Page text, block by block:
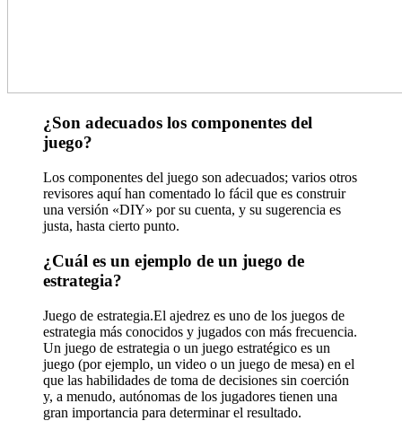
¿Son adecuados los componentes del
juego?
Los componentes del juego son adecuados; varios otros
revisores aquí han comentado lo fácil que es construir
una versión «DIY» por su cuenta, y su sugerencia es
justa, hasta cierto punto.
¿Cuál es un ejemplo de un juego de
estrategia?
Juego de estrategia.El ajedrez es uno de los juegos de
estrategia más conocidos y jugados con más frecuencia.
Un juego de estrategia o un juego estratégico es un
juego (por ejemplo, un video o un juego de mesa) en el
que las habilidades de toma de decisiones sin coerción
y, a menudo, autónomas de los jugadores tienen una
gran importancia para determinar el resultado.